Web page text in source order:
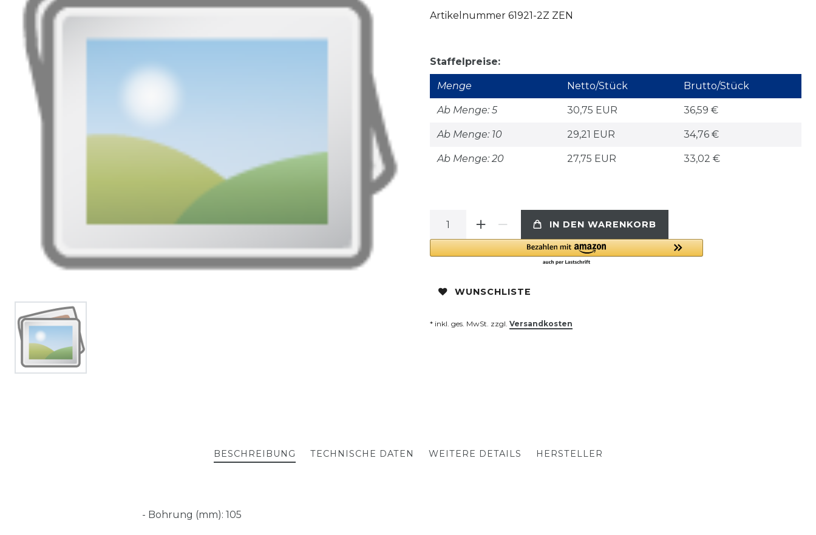
Artikelnummer 61921-2Z ZEN
Staffelpreise:
Menge Netto/Stück Brutto/Stück
Ab Menge: 5 30,75 EUR 36,59 €
Ab Menge: 10 29,21 EUR 34,76 €
Ab Menge: 20 27,75 EUR 33,02 €
IN DEN WARENKORB
WUNSCHLISTE
* inkl. ges. MwSt. zzgl. Versandkosten
BESCHREIBUNG TECHNISCHE DATEN WEITERE DETAILS HERSTELLER
- Bohrung (mm): 105